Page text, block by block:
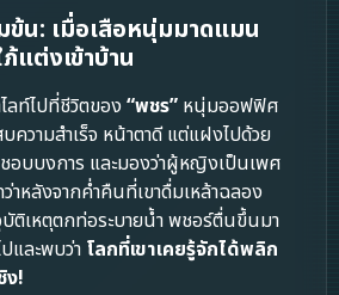
ข้น: เมื่อเสือหนุ่มมาดแมน
แต่งเข้าบ้าน
ลท์ไปที่ชีวิตของ “พชร” หนุ่มออฟฟิศ
ความสำเร็จ หน้าตาดี แต่แฝงไปด้วย
อบบงการ และมองว่าผู้หญิงเป็นเพศ
าหลังจากค่ำคืนที่เขาดื่มเหล้าฉลอง
บัติเหตุตกท่อระบายน้ำ พชอร์ตื่นขึ้นมา
และพบว่า โลกที่เขาเคยรู้จักได้พลิก
ง!